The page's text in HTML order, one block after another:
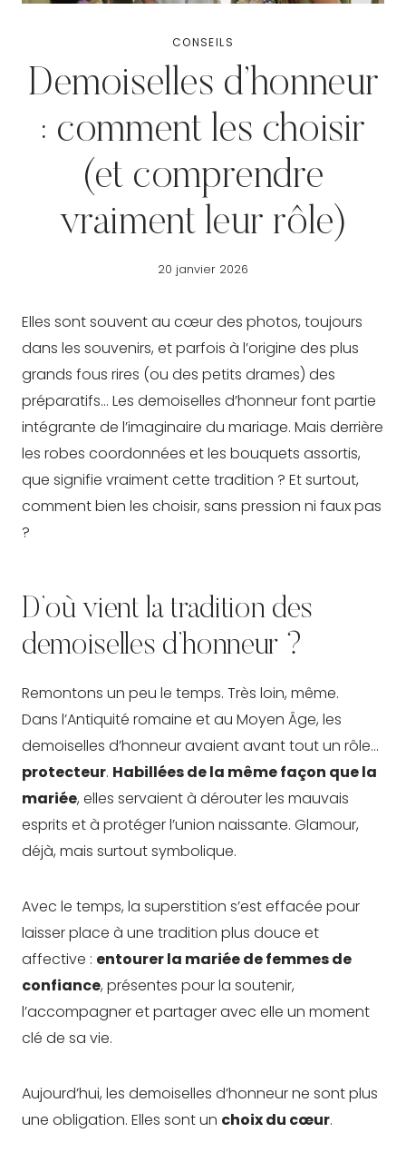
CONSEILS
Demoiselles d’honneur
: comment les choisir
(et comprendre
vraiment leur rôle)
20 janvier 2026
Elles sont souvent au cœur des photos, toujours
dans les souvenirs, et parfois à l’origine des plus
grands fous rires (ou des petits drames) des
préparatifs… Les demoiselles d’honneur font partie
intégrante de l’imaginaire du mariage. Mais derrière
les robes coordonnées et les bouquets assortis,
que signifie vraiment cette tradition ? Et surtout,
comment bien les choisir, sans pression ni faux pas
?
D’où vient la tradition des
demoiselles d’honneur ?
Remontons un peu le temps. Très loin, même.
Dans l’Antiquité romaine et au Moyen Âge, les
demoiselles d’honneur avaient avant tout un rôle…
protecteur. Habillées de la même façon que la
mariée, elles servaient à dérouter les mauvais
esprits et à protéger l’union naissante. Glamour,
déjà, mais surtout symbolique.
Avec le temps, la superstition s’est effacée pour
laisser place à une tradition plus douce et
affective : entourer la mariée de femmes de
confiance, présentes pour la soutenir,
l’accompagner et partager avec elle un moment
clé de sa vie.
Aujourd’hui, les demoiselles d’honneur ne sont plus
une obligation. Elles sont un choix du cœur.